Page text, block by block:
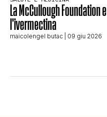
La McCullough Foundation e
l’ivermectina
maicolengel butac | 09 giu 2026